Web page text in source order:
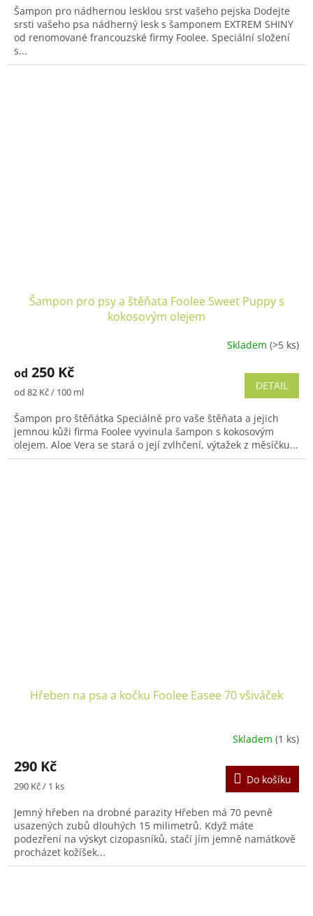
z
5
hvězdiček.
Šampon pro nádhernou lesklou srst vašeho pejska Dodejte
srsti vašeho psa nádherný lesk s šamponem EXTREM SHINY
od renomované francouzské firmy Foolee. Speciální složení
s...
Šampon pro psy a štěňata Foolee Sweet Puppy s
kokosovým olejem
Skladem (>5 ks)
od 250 Kč
Měrná
od 82 Kč / 100 ml DETAIL
Šampon pro štěňátka Speciálně pro vaše štěňata a jejich
jemnou kůži firma Foolee vyvinula šampon s kokosovým
olejem. Aloe Vera se stará o její zvlhčení, výtažek z měsíčku...
Hřeben na psa a kočku Foolee Easee 70 všiváček
Skladem (1 ks)
290 Kč
Měrná
290 Kč / 1 ks Do košíku
Jemný hřeben na drobné parazity Hřeben má 70 pevně
usazených zubů dlouhých 15 milimetrů. Když máte
podezření na výskyt cizopasníků, stačí jím jemně namátkově
procházet kožíšek...